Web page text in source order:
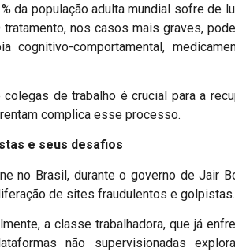
da população adulta mundial sofre de
tratamento, nos casos mais graves,
cognitivo-comportamental,
de trabalho é crucial para a
complica esse processo.
e seus desafios
no Brasil, durante o governo de Jair
de sites fraudulentos e golpistas.
a classe trabalhadora, que já
não supervisionadas